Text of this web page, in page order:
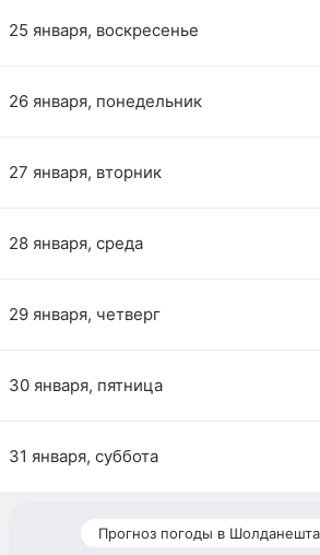
25 января, воскресенье
26 января, понедельник
27 января, вторник
28 января, среда
29 января, четверг
30 января, пятница
31 января, суббота
Прогноз погоды в